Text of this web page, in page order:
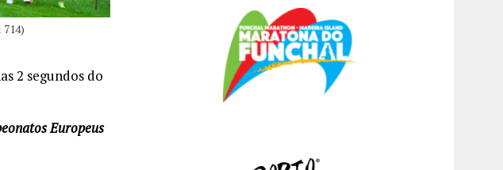
2 segundos do
Europeus